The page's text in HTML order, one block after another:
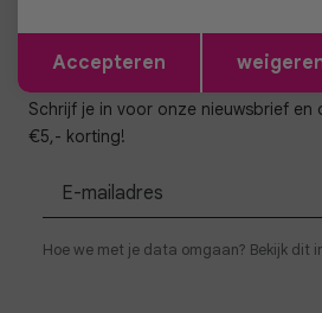
Altijd als eerste op
Schrijf je in voor onze nieuwsbrief en
€5,- korting!
Hoe we met je data omgaan? Bekijk dit
Accepteren